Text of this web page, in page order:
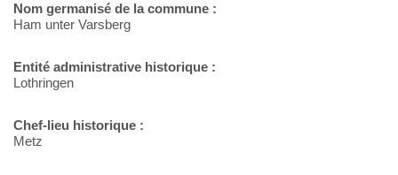
Nom germanisé de la commune :
Ham unter Varsberg
Entité administrative historique :
Lothringen
Chef-lieu historique :
Metz